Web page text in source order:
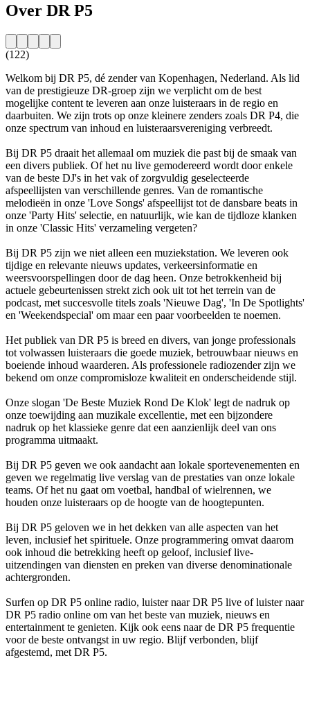
Over DR P5
(122)
Welkom bij DR P5, dé zender van Kopenhagen, Nederland. Als lid
van de prestigieuze DR-groep zijn we verplicht om de best
mogelijke content te leveren aan onze luisteraars in de regio en
daarbuiten. We zijn trots op onze kleinere zenders zoals DR P4, die
onze spectrum van inhoud en luisteraarsvereniging verbreedt.
Bij DR P5 draait het allemaal om muziek die past bij de smaak van
een divers publiek. Of het nu live gemodereerd wordt door enkele
van de beste DJ's in het vak of zorgvuldig geselecteerde
afspeellijsten van verschillende genres. Van de romantische
melodieën in onze 'Love Songs' afspeellijst tot de dansbare beats in
onze 'Party Hits' selectie, en natuurlijk, wie kan de tijdloze klanken
in onze 'Classic Hits' verzameling vergeten?
Bij DR P5 zijn we niet alleen een muziekstation. We leveren ook
tijdige en relevante nieuws updates, verkeersinformatie en
weersvoorspellingen door de dag heen. Onze betrokkenheid bij
actuele gebeurtenissen strekt zich ook uit tot het terrein van de
podcast, met succesvolle titels zoals 'Nieuwe Dag', 'In De Spotlights'
en 'Weekendspecial' om maar een paar voorbeelden te noemen.
Het publiek van DR P5 is breed en divers, van jonge professionals
tot volwassen luisteraars die goede muziek, betrouwbaar nieuws en
boeiende inhoud waarderen. Als professionele radiozender zijn we
bekend om onze compromisloze kwaliteit en onderscheidende stijl.
Onze slogan 'De Beste Muziek Rond De Klok' legt de nadruk op
onze toewijding aan muzikale excellentie, met een bijzondere
nadruk op het klassieke genre dat een aanzienlijk deel van ons
programma uitmaakt.
Bij DR P5 geven we ook aandacht aan lokale sportevenementen en
geven we regelmatig live verslag van de prestaties van onze lokale
teams. Of het nu gaat om voetbal, handbal of wielrennen, we
houden onze luisteraars op de hoogte van de hoogtepunten.
Bij DR P5 geloven we in het dekken van alle aspecten van het
leven, inclusief het spirituele. Onze programmering omvat daarom
ook inhoud die betrekking heeft op geloof, inclusief live-
uitzendingen van diensten en preken van diverse denominationale
achtergronden.
Surfen op DR P5 online radio, luister naar DR P5 live of luister naar
DR P5 radio online om van het beste van muziek, nieuws en
entertainment te genieten. Kijk ook eens naar de DR P5 frequentie
voor de beste ontvangst in uw regio. Blijf verbonden, blijf
afgestemd, met DR P5.